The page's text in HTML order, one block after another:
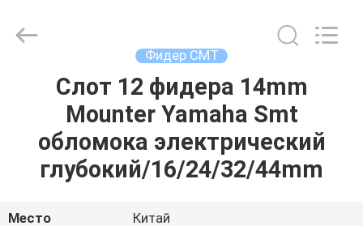
ПРОДУКЦИЯ
ВИДЕОЗАПИСИ
TECHNOLOGY
LIMITED.
Фидер СМТ
Слот 12 фидера 14mm
Mounter Yamaha Smt
обломока электрический
глубокий/16/24/32/44mm
Место
Китай